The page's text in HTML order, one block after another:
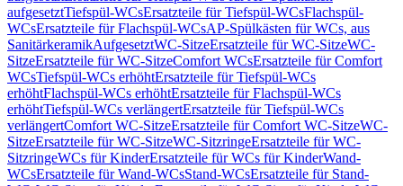
aufgesetztTiefspül-WCsErsatzteile für Tiefspül-WCsFlachspül-
WCsErsatzteile für Flachspül-WCsAP-Spülkästen für WCs, aus
SanitärkeramikAufgesetztWC-SitzeErsatzteile für WC-SitzeWC-
SitzeErsatzteile für WC-SitzeComfort WCsErsatzteile für Comfort
WCsTiefspül-WCs erhöhtErsatzteile für Tiefspül-WCs
erhöhtFlachspül-WCs erhöhtErsatzteile für Flachspül-WCs
erhöhtTiefspül-WCs verlängertErsatzteile für Tiefspül-WCs
verlängertComfort WC-SitzeErsatzteile für Comfort WC-SitzeWC-
SitzeErsatzteile für WC-SitzeWC-SitzringeErsatzteile für WC-
SitzringeWCs für KinderErsatzteile für WCs für KinderWand-
WCsErsatzteile für Wand-WCsStand-WCsErsatzteile für Stand-